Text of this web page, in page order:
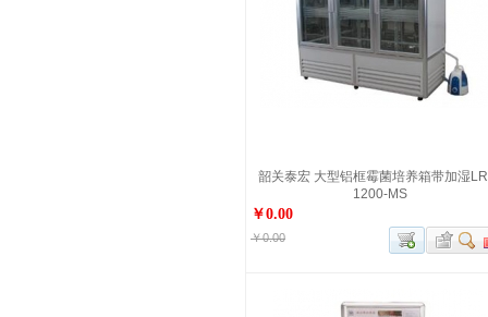
韶关泰宏 大型铝框霉菌培养箱带加湿
1200-MS
￥0.00
￥0.00